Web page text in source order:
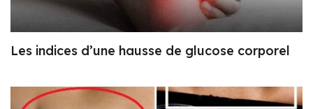
Les indices d’une hausse de glucose corporel